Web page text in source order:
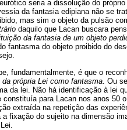
seria a dissolução do
da fantasia edipiana não se
mas sim o objeto da pulsão
daquilo que Lacan buscara
da fantasia de um objeto
fantasma do objeto proibido do
fundamentalmente, é que o
própria Lei como fantasma . Ou
da lei. Não há identificação à lei
constituía para Lacan nos anos 50
extraída na repetição das
fixação do sujeito na dimensão